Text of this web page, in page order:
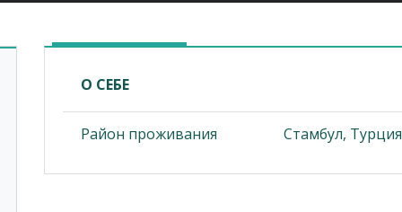
О СЕБЕ
Район проживания Стамбул, Турция